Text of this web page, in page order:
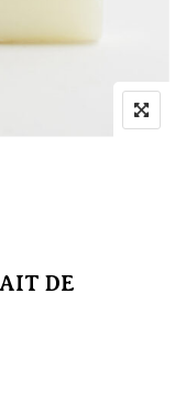
DE